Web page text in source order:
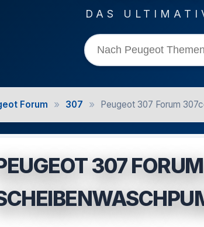
DAS
Forum » 307 » Peugeot 307 Forum
307